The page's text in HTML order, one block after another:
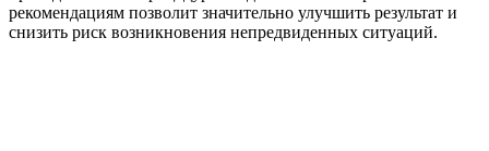
рекомендациям позволит значительно улучшить результат и
снизить риск возникновения непредвиденных ситуаций.